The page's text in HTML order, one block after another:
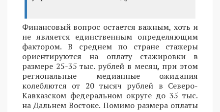
Финансовый вопрос остается важным, хоть и
не является единственным определяющим
фактором. В среднем по стране стажеры
ориентируются на оплату стажировки в
размере 25-35 тыс. рублей в месяц, при этом
региональные медианные ожидания
колеблются от 20 тысяч рублей в Северо-
Кавказском федеральном округе до 35 тыс.
на Дальнем Востоке. Помимо размера оплаты